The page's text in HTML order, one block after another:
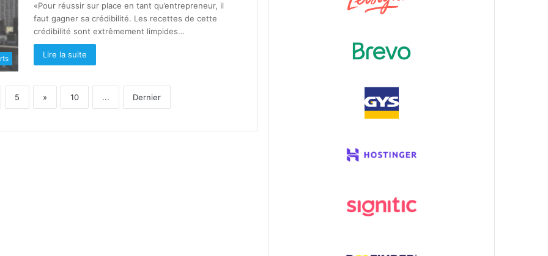
«Pour réussir sur place en tant qu’entrepreneur, il
faut gagner sa crédibilité. Les recettes de cette
crédibilité sont extrêmement limpides…
Lire la suite
5 » 10 ... Dernier